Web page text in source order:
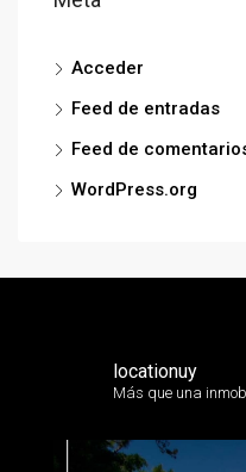
Acceder
Feed de entradas
Feed de
WordPress.org
locationuy
Más que una